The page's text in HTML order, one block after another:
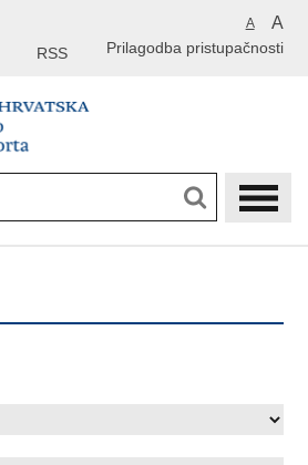
A A
Prilagodba pristupačnosti
RSS